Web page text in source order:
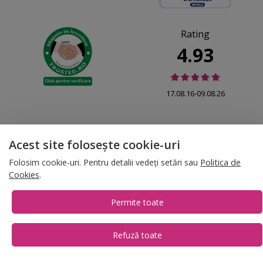
Rating
4.93
17.08.16-09.08.26
© 2026 Folina.ro | All Rights Reserved. Folina.ro |Designed by Artvertising
•
T:+4 0754.069.667
Acest site folosește cookie-uri
Folosim cookie-uri. Pentru detalii vedeți setări sau Politica de
Cookies.
Permite toate
Refuză toate